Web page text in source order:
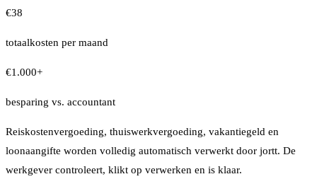
€38
totaalkosten per maand
€1.000+
besparing vs. accountant
Reiskostenvergoeding, thuiswerkvergoeding, vakantiegeld en
loonaangifte worden volledig automatisch verwerkt door jortt. De
werkgever controleert, klikt op verwerken en is klaar.